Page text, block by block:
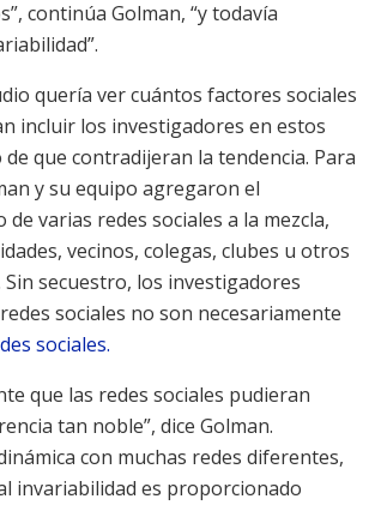
continúa Golman, “y todavía
quería ver cuántos factores sociales
incluir los investigadores en estos
que contradijeran la tendencia. Para
y su equipo agregaron el
varias redes sociales a la mezcla,
vecinos, colegas, clubes u otros
secuestro, los investigadores
sociales no son necesariamente
sociales.
que las redes sociales pudieran
tan noble”, dice Golman.
con muchas redes diferentes,
invariabilidad es proporcionado